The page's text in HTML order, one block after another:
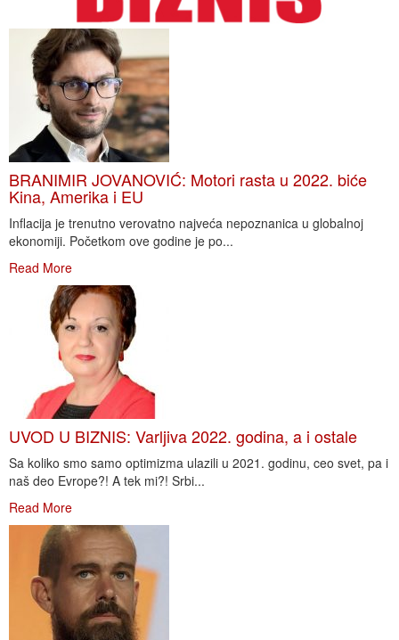
BRANIMIR JOVANOVIĆ: Motori rasta u 2022. biće
Kina, Amerika i EU
Inflacija je trenutno verovatno najveća nepoznanica u globalnoj
ekonomiji. Početkom ove godine je po...
Read More
UVOD U BIZNIS: Varljiva 2022. godina, a i ostale
Sa koliko smo samo optimizma ulazili u 2021. godinu, ceo svet, pa i
naš deo Evrope?! A tek mi?! Srbi...
Read More